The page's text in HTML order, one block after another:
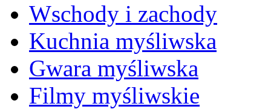
Wschody i zachody
Kuchnia myśliwska
Gwara myśliwska
Filmy myśliwskie